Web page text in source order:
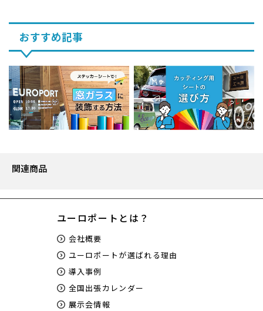
おすすめ記事
関連商品
ユーロポートとは？
会社概要
ユーロポートが選ばれる理由
導入事例
全国出張カレンダー
展示会情報